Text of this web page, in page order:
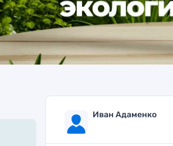
Иван Адаменко